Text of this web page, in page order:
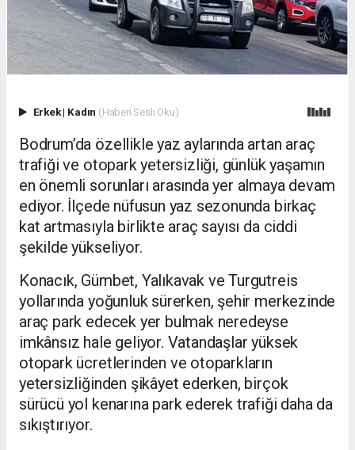
Erkek| Kadın (Haberi Sesli Oku)
Bodrum’da özellikle yaz aylarında artan araç
trafiği ve otopark yetersizliği, günlük yaşamın
en önemli sorunları arasında yer almaya devam
ediyor. İlçede nüfusun yaz sezonunda birkaç
kat artmasıyla birlikte araç sayısı da ciddi
şekilde yükseliyor.
Konacık, Gümbet, Yalıkavak ve Turgutreis
yollarında yoğunluk sürerken, şehir merkezinde
araç park edecek yer bulmak neredeyse
imkânsız hale geliyor. Vatandaşlar yüksek
otopark ücretlerinden ve otoparkların
yetersizliğinden şikâyet ederken, birçok
sürücü yol kenarına park ederek trafiği daha da
sıkıştırıyor.